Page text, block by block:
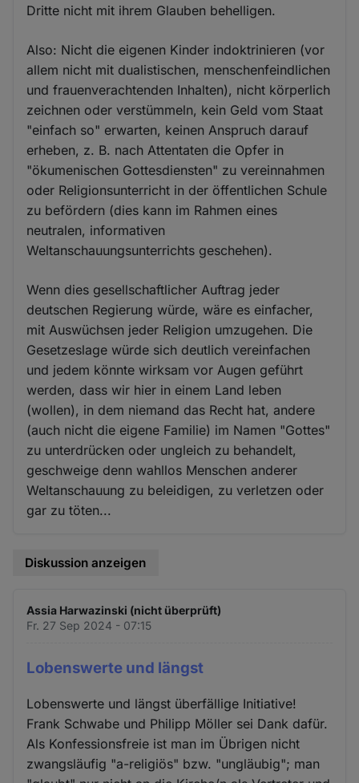
Dritte nicht mit ihrem Glauben behelligen.
Also: Nicht die eigenen Kinder indoktrinieren (vor
allem nicht mit dualistischen, menschenfeindlichen
und frauenverachtenden Inhalten), nicht körperlich
zeichnen oder verstümmeln, kein Geld vom Staat
"einfach so" erwarten, keinen Anspruch darauf
erheben, z. B. nach Attentaten die Opfer in
"ökumenischen Gottesdiensten" zu vereinnahmen
oder Religionsunterricht in der öffentlichen Schule
zu befördern (dies kann im Rahmen eines
neutralen, informativen
Weltanschauungsunterrichts geschehen).
Wenn dies gesellschaftlicher Auftrag jeder
deutschen Regierung würde, wäre es einfacher,
mit Auswüchsen jeder Religion umzugehen. Die
Gesetzeslage würde sich deutlich vereinfachen
und jedem könnte wirksam vor Augen geführt
werden, dass wir hier in einem Land leben
(wollen), in dem niemand das Recht hat, andere
(auch nicht die eigene Familie) im Namen "Gottes"
zu unterdrücken oder ungleich zu behandelt,
geschweige denn wahllos Menschen anderer
Weltanschauung zu beleidigen, zu verletzen oder
gar zu töten...
Diskussion anzeigen
Assia Harwazinski (nicht überprüft)
Fr. 27 Sep 2024 - 07:15
Lobenswerte und längst
Lobenswerte und längst überfällige Initiative!
Frank Schwabe und Philipp Möller sei Dank dafür.
Als Konfessionsfreie ist man im Übrigen nicht
zwangsläufig "a-religiös" bzw. "ungläubig"; man